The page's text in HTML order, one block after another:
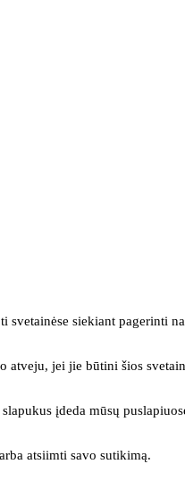
svetainėse siekiant pagerinti
atveju, jei jie būtini šios
įdeda mūsų
atsiimti savo sutikimą.